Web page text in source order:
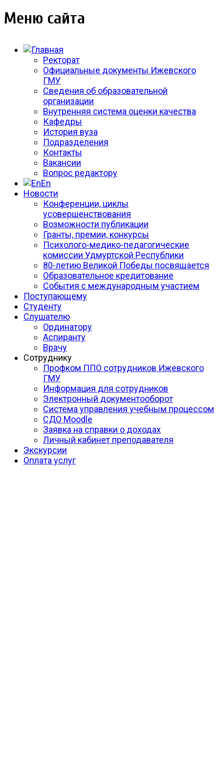
Меню сайта
Ректорат
Официальные документы Ижевского
ГМУ
Сведения об образовательной
организации
Внутренняя система оценки качества
Кафедры
История вуза
Подразделения
Контакты
Вакансии
Вопрос редактору
En
Новости
Конференции, циклы
усовершенствования
Возможности публикации
Гранты, премии, конкурсы
Психолого-медико-педагогические
комиссии Удмуртской Республики
80-летию Великой Победы посвящается
Образовательное кредитование
События с международным участием
Поступающему
Студенту
Слушателю
Ординатору
Аспиранту
Врачу
Сотруднику
Профком ППО сотрудников Ижевского
ГМУ
Информация для сотрудников
Электронный документооборот
Система управления учебным процессом
СДО Moodle
Заявка на справки о доходах
Личный кабинет преподавателя
Экскурсии
Оплата услуг